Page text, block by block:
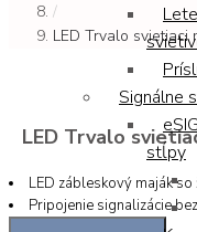
Signálne
stĺpy
/
LED Trvalo svietiaci
LED Trvalo
LED zábleskový maják
Pripojenie signalizácie